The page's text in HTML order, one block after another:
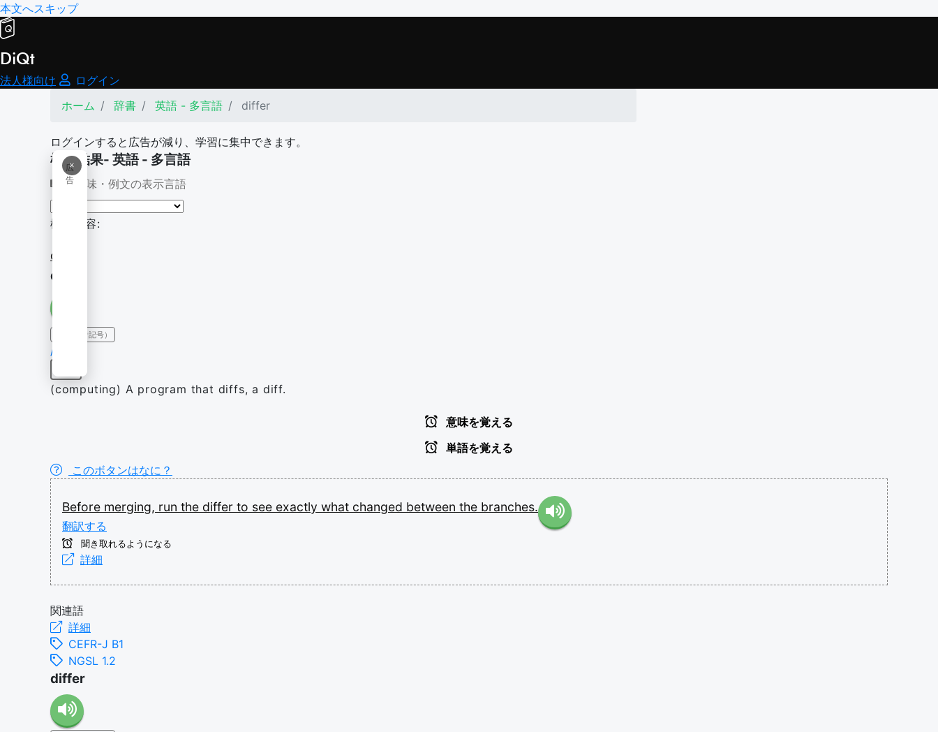
本文へスキップ
DiQt
法人様向け
ログイン
ホーム
辞書 英語 - 多言語 differ
ログインすると広告が減り、学習に集中できます。
×
広
告
検索結果- 英語 - 多言語
意味・例文の表示言語
検索内容:
differ
differ
IPA（発音記号）
/ˈdɪfə/
(computing) A program that diffs, a diff.
意味を覚える
単語を覚える
このボタンはなに？
Before merging, run the differ to see exactly what changed between the branches.
翻訳する
聞き取れるようになる
詳細
関連語
詳細
CEFR-J B1
NGSL 1.2
differ